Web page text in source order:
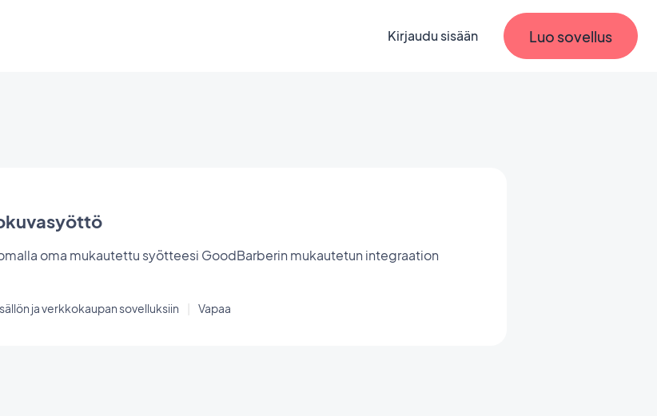
Kirjaudu sisään Luo sovellus
oma mukautettu syötteesi GoodBarberin mukautetun integraation
ja verkkokaupan sovelluksiin Vapaa